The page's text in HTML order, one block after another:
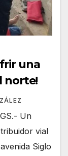
una
norte!
Un
vial
Siglo